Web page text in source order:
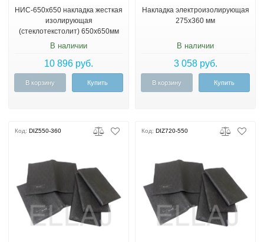
НИС-650х650 накладка жесткая
изолирующая
(стеклотекстолит) 650х650мм
В наличии
10 896 руб.
В корзину Купить
Накладка электроизолирующая
275х360 мм
В наличии
3 058 руб.
В корзину Купить
Код: DIZ550-360 Код: DIZ720-550